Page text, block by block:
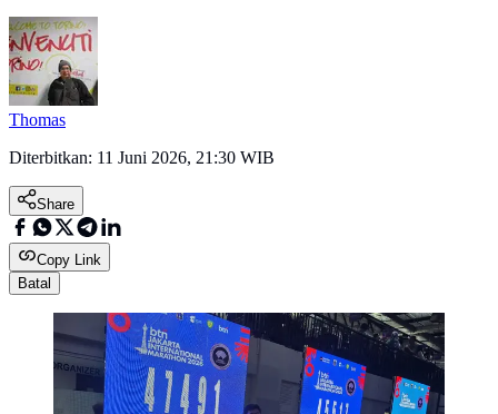
Thomas
Diterbitkan: 11 Juni 2026, 21:30 WIB
Share
Copy Link
Batal